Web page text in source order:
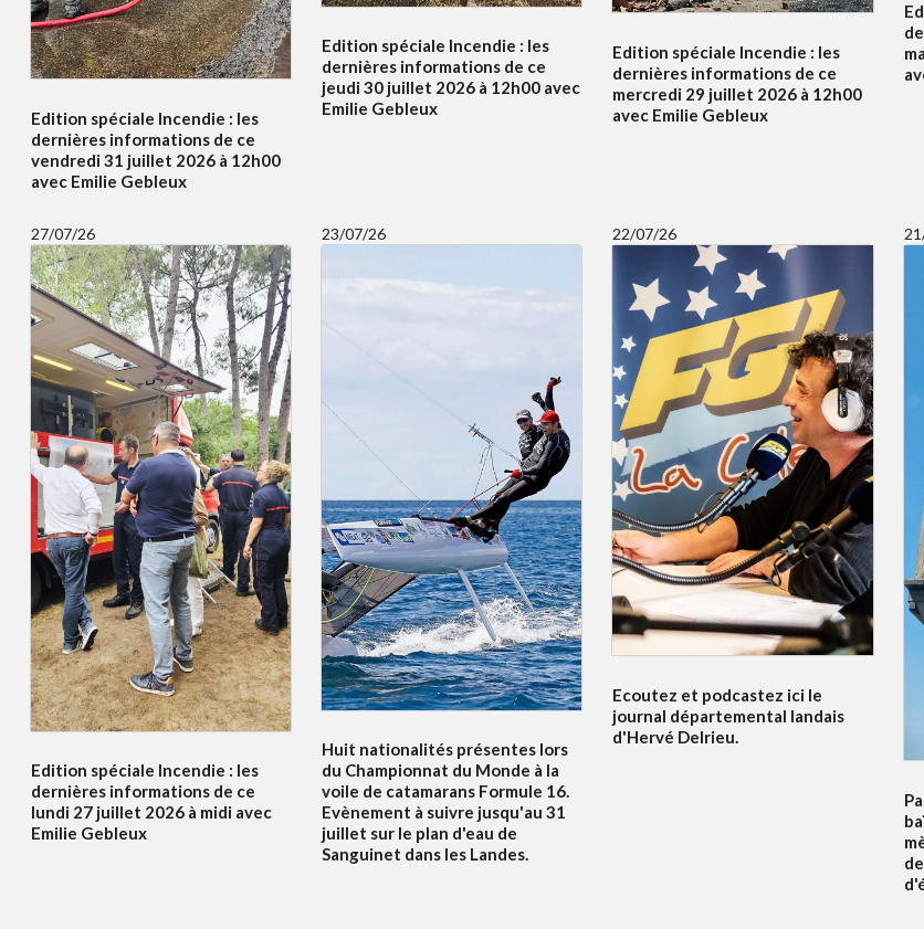
Edition spéciale Incendie : les
dernières informations de ce
vendredi 31 juillet 2026 à 12h00
avec Emilie Gebleux
Edition spéciale Incendie : les
dernières informations de ce
jeudi 30 juillet 2026 à 12h00 avec
Emilie Gebleux
Edition spéciale Incendie : les
dernières informations de ce
mercredi 29 juillet 2026 à 12h00
avec Emilie Gebleux
27/07/26
Edition spéciale Incendie : les
dernières informations de ce
lundi 27 juillet 2026 à midi avec
Emilie Gebleux
23/07/26
Huit nationalités présentes lors
du Championnat du Monde à la
voile de catamarans Formule 16.
Evènement à suivre jusqu'au 31
juillet sur le plan d'eau de
Sanguinet dans les Landes.
22/07/26
Ecoutez et podcastez ici le
journal départemental landais
d'Hervé Delrieu.